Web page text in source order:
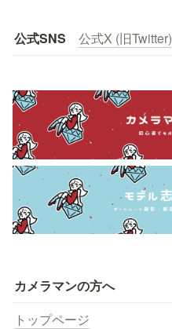
公式SNS 公式X (旧Twitter)
カメラマンの方へ
トップページ